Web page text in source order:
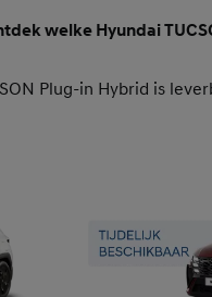
welke Hyundai
Plug-in Hybrid is